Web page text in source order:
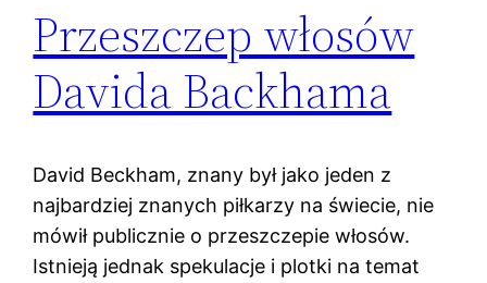
Przeszczep włosów
Davida Backhama
David Beckham, znany był jako jeden z
najbardziej znanych piłkarzy na świecie, nie
mówił publicznie o przeszczepie włosów.
Istnieją jednak spekulacje i plotki na temat